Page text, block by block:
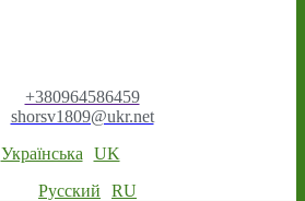
+380964586459
shorsv1809@ukr.net
Українська
UK
Русский
RU